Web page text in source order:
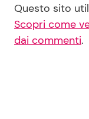
Questo sito
Scopri come
dai commenti.